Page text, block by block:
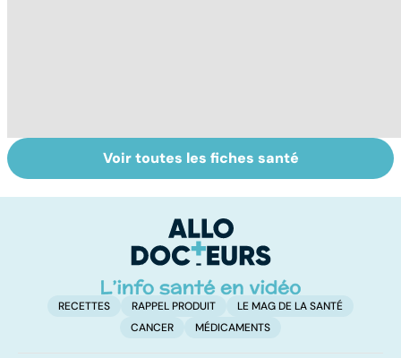
Fibromes utérins
: des tumeurs
Tout savoir sur
les infections
Voir toutes les fiches santé
RECETTES RAPPEL PRODUIT
LE MAG DE LA SANTÉ
CANCER
MÉDICAMENTS